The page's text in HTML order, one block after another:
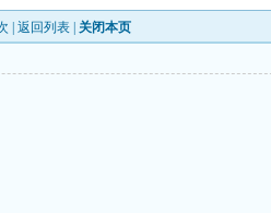
|返回列表 关闭本页